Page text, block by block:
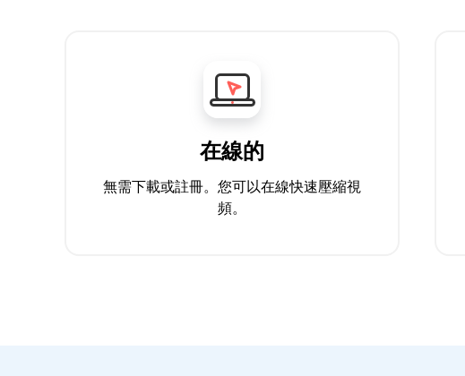
在線的
無需下載或註冊。您可以在線快速壓縮視
頻。